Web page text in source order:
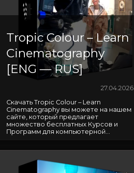
Tropic Colour – Learn
Cinematography
[ENG — RUS]
27.04.2026
Скачать Tropic Colour – Learn
Cinematography вы можете на нашем
сайте, который предлагает
множество бесплатных Курсов и
Программ для компьютерной...